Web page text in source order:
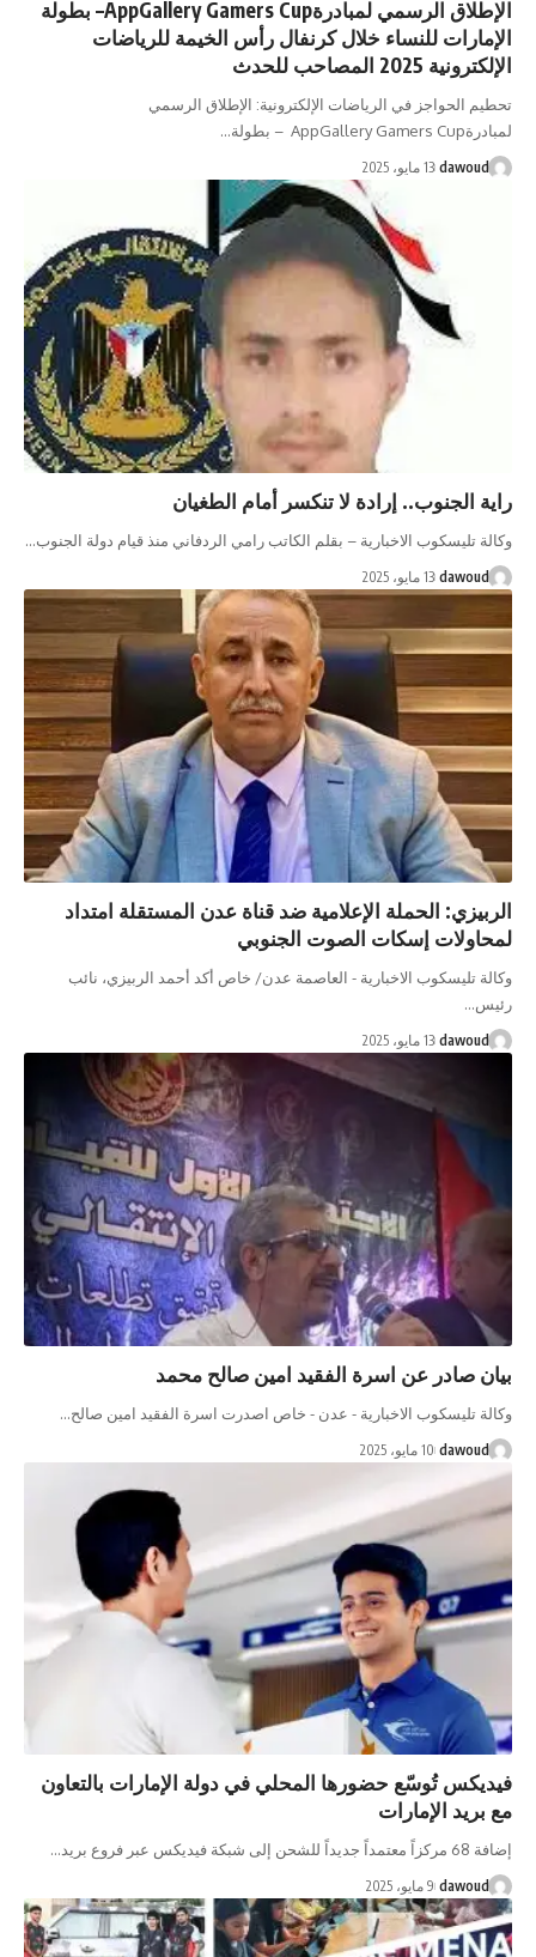
الإطلاق الرسمي لمبادرةAppGallery Gamers Cup– بطولة
الإمارات للنساء خلال كرنفال رأس الخيمة للرياضات
الإلكترونية 2025 المصاحب للحدث
تحطيم الحواجز في الرياضات الإلكترونية: الإطلاق الرسمي
لمبادرةAppGallery Gamers Cup – بطولة…
dawoud 13 مايو، 2025
راية الجنوب.. إرادة لا تنكسر أمام الطغيان
وكالة تليسكوب الاخبارية – بقلم الكاتب رامي الردفاني منذ قيام دولة الجنوب…
dawoud 13 مايو، 2025
الربيزي: الحملة الإعلامية ضد قناة عدن المستقلة امتداد
لمحاولات إسكات الصوت الجنوبي
وكالة تليسكوب الاخبارية - العاصمة عدن/ خاص أكد أحمد الربيزي، نائب
رئيس…
dawoud 13 مايو، 2025
بيان صادر عن اسرة الفقيد امين صالح محمد
وكالة تليسكوب الاخبارية - عدن - خاص اصدرت اسرة الفقيد امين صالح…
dawoud 10 مايو، 2025
فيديكس تُوسّع حضورها المحلي في دولة الإمارات بالتعاون
مع بريد الإمارات
إضافة 68 مركزاً معتمداً جديداً للشحن إلى شبكة فيديكس عبر فروع بريد…
dawoud 9 مايو، 2025